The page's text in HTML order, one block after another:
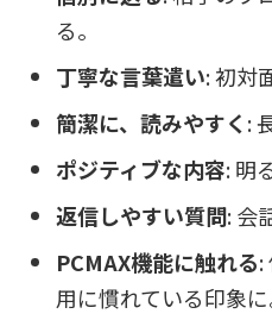
る。
丁寧な言葉遣い: 初対
簡潔に、読みやすく :
ポジティブな内容: 明
返信しやすい質問: 会
PCMAX機能に触れる:
用に慣れている印象に